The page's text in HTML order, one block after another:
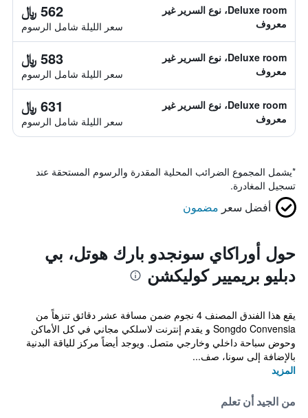
Deluxe room، نوع السرير غير
معروف
562 ﷼
سعر الليلة شامل الرسوم
Deluxe room، نوع السرير غير
معروف
583 ﷼
سعر الليلة شامل الرسوم
Deluxe room، نوع السرير غير
معروف
631 ﷼
سعر الليلة شامل الرسوم
*يشمل المجموع الضرائب المحلية المقدرة والرسوم المستحقة عند
تسجيل المغادرة.
أفضل سعر مضمون
حول أوراكاي سونجدو بارك هوتل، بي
دبليو بريميير كوليكشن
يقع هذا الفندق المصنف 4 نجوم ضمن مسافة عشر دقائق تنزهاً من
Songdo Convensia و يقدم إنترنت لاسلكي مجاني في كل الأماكن
وحوض سباحة داخلي وخارجي متصل. ويوجد أيضاً مركز للياقة البدنية
بالإضافة إلى سونا، صف...
المزيد
من الجيد أن تعلم